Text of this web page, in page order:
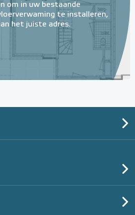
om in uw bestaande
te installeren,
het juiste adres.